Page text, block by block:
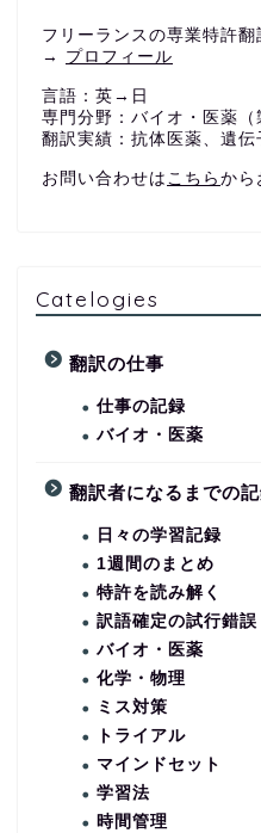
フリーランスの専業特許
→ プロフィール
言語：英→日
専門分野：バイオ・医薬（
翻訳実績：抗体医薬、遺
お問い合わせは こちら から
Catelogies
翻訳の仕事
仕事の記録
バイオ・医薬
翻訳者になるまでの
日々の学習記録
1週間のまとめ
特許を読み解く
訳語確定の試行錯誤
バイオ・医薬
化学・物理
ミス対策
トライアル
マインドセット
学習法
時間管理